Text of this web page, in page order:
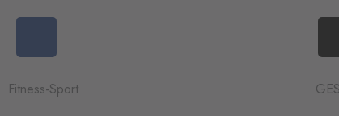
F
c
e
Fitness-Sport